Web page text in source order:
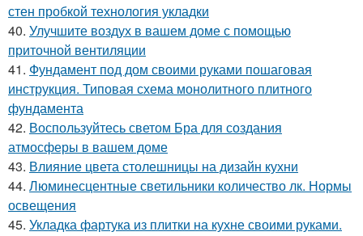
стен пробкой технология укладки
40. Улучшите воздух в вашем доме с помощью
приточной вентиляции
41. Фундамент под дом своими руками пошаговая
инструкция. Типовая схема монолитного плитного
фундамента
42. Воспользуйтесь светом Бра для создания
атмосферы в вашем доме
43. Влияние цвета столешницы на дизайн кухни
44. Люминесцентные светильники количество лк. Нормы
освещения
45. Укладка фартука из плитки на кухне своими руками.